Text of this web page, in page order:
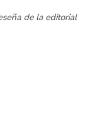
de la editorial